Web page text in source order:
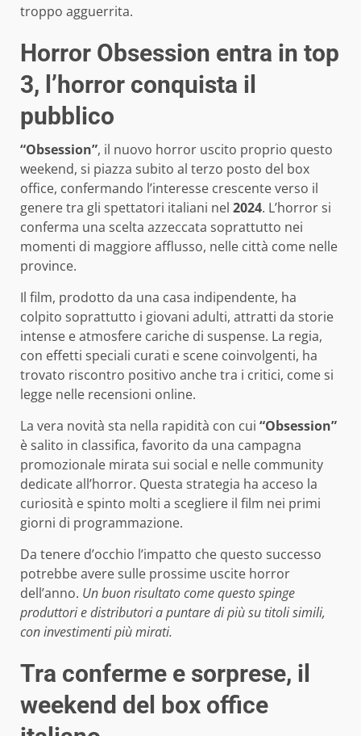
troppo agguerrita.
Horror Obsession entra in top
3, l’horror conquista il
pubblico
“Obsession”, il nuovo horror uscito proprio questo
weekend, si piazza subito al terzo posto del box
office, confermando l’interesse crescente verso il
genere tra gli spettatori italiani nel 2024. L’horror si
conferma una scelta azzeccata soprattutto nei
momenti di maggiore afflusso, nelle città come nelle
province.
Il film, prodotto da una casa indipendente, ha
colpito soprattutto i giovani adulti, attratti da storie
intense e atmosfere cariche di suspense. La regia,
con effetti speciali curati e scene coinvolgenti, ha
trovato riscontro positivo anche tra i critici, come si
legge nelle recensioni online.
La vera novità sta nella rapidità con cui “Obsession”
è salito in classifica, favorito da una campagna
promozionale mirata sui social e nelle community
dedicate all’horror. Questa strategia ha acceso la
curiosità e spinto molti a scegliere il film nei primi
giorni di programmazione.
Da tenere d’occhio l’impatto che questo successo
potrebbe avere sulle prossime uscite horror
dell’anno. Un buon risultato come questo spinge
produttori e distributori a puntare di più su titoli simili,
con investimenti più mirati.
Tra conferme e sorprese, il
weekend del box office